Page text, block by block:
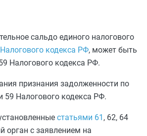
сальдо единого налогового
кодекса РФ, может быть
Налогового кодекса РФ.
признания задолженности по
59 Налогового кодекса РФ.
статьями 61 , 62, 64
орган с заявлением на